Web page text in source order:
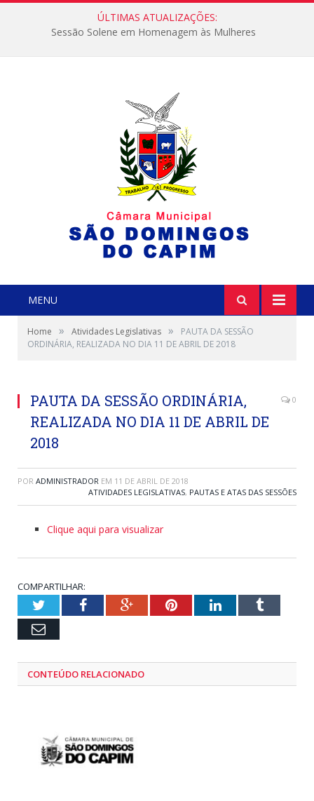
ÚLTIMAS ATUALIZAÇÕES:
Sessão Solene em Homenagem às Mulheres
MENU
Home » Atividades Legislativas »
PAUTA DA SESSÃO
ORDINÁRIA, REALIZADA NO DIA 11 DE ABRIL DE 2018
PAUTA DA SESSÃO ORDINÁRIA,
REALIZADA NO DIA 11 DE ABRIL DE
2018
0
POR ADMINISTRADOR EM 11 DE ABRIL DE 2018
ATIVIDADES LEGISLATIVAS, PAUTAS E ATAS DAS SESSÕES
Clique aqui para visualizar
COMPARTILHAR:
TwitterFacebookGoogle+PinterestLinkedInTumblr
Email
CONTEÚDO RELACIONADO